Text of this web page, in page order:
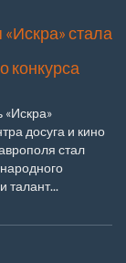
стала
конкурса
досуга и кино
стал
талант...